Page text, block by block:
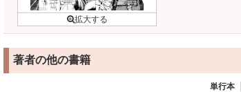
著者の他の書籍
単行本